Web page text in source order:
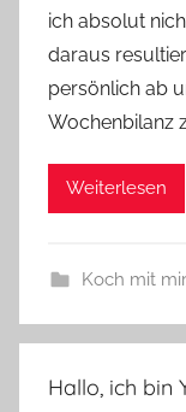
ich absolut
daraus
persönlich ab
Wochenbilanz
Weiterlesen
Koch mit mir
Hallo, ich bin